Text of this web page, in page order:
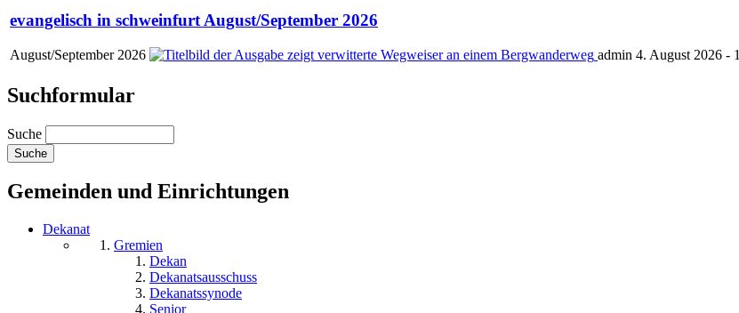
evangelisch in schweinfurt August/September 2026
August/September 2026 admin 4. August 2026 -
Suchformular
Suche
Gemeinden und Einrichtungen
Dekanat
Gremien
Dekan
Dekanatsausschuss
Dekanatssynode
Senior